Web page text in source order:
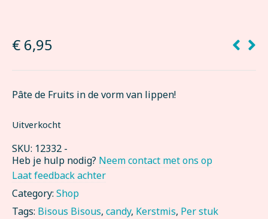
€ 6,95
Pâte de Fruits in de vorm van lippen!
Uitverkocht
SKU: 12332 -
Heb je hulp nodig? Neem contact met ons op
Laat feedback achter
Category: Shop
Tags: Bisous Bisous, candy, Kerstmis, Per stuk